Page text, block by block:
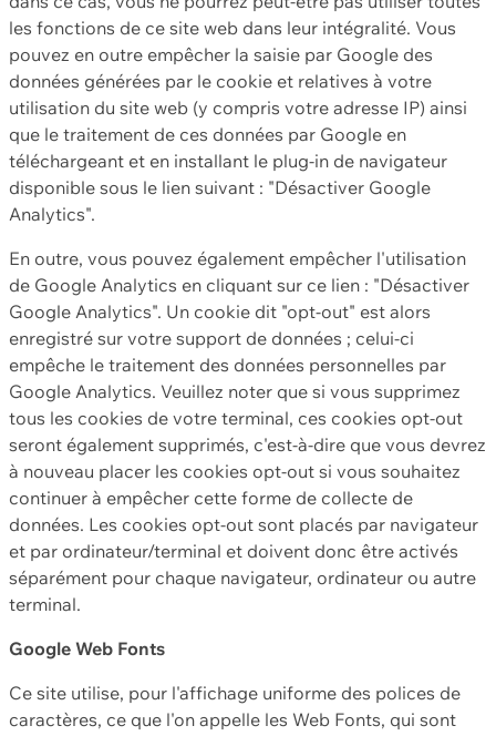
les fonctions de ce site web dans leur intégralité. Vous
pouvez en outre empêcher la saisie par Google des
données générées par le cookie et relatives à votre
utilisation du site web (y compris votre adresse IP) ainsi
que le traitement de ces données par Google en
téléchargeant et en installant le plug-in de navigateur
disponible sous le lien suivant : "Désactiver Google
Analytics".
En outre, vous pouvez également empêcher l'utilisation
de Google Analytics en cliquant sur ce lien : "Désactiver
Google Analytics". Un cookie dit "opt-out" est alors
enregistré sur votre support de données ; celui-ci
empêche le traitement des données personnelles par
Google Analytics. Veuillez noter que si vous supprimez
tous les cookies de votre terminal, ces cookies opt-out
seront également supprimés, c'est-à-dire que vous devrez
à nouveau placer les cookies opt-out si vous souhaitez
continuer à empêcher cette forme de collecte de
données. Les cookies opt-out sont placés par navigateur
et par ordinateur/terminal et doivent donc être activés
séparément pour chaque navigateur, ordinateur ou autre
terminal.
Google Web Fonts
Ce site utilise, pour l'affichage uniforme des polices de
caractères, ce que l'on appelle les Web Fonts, qui sont